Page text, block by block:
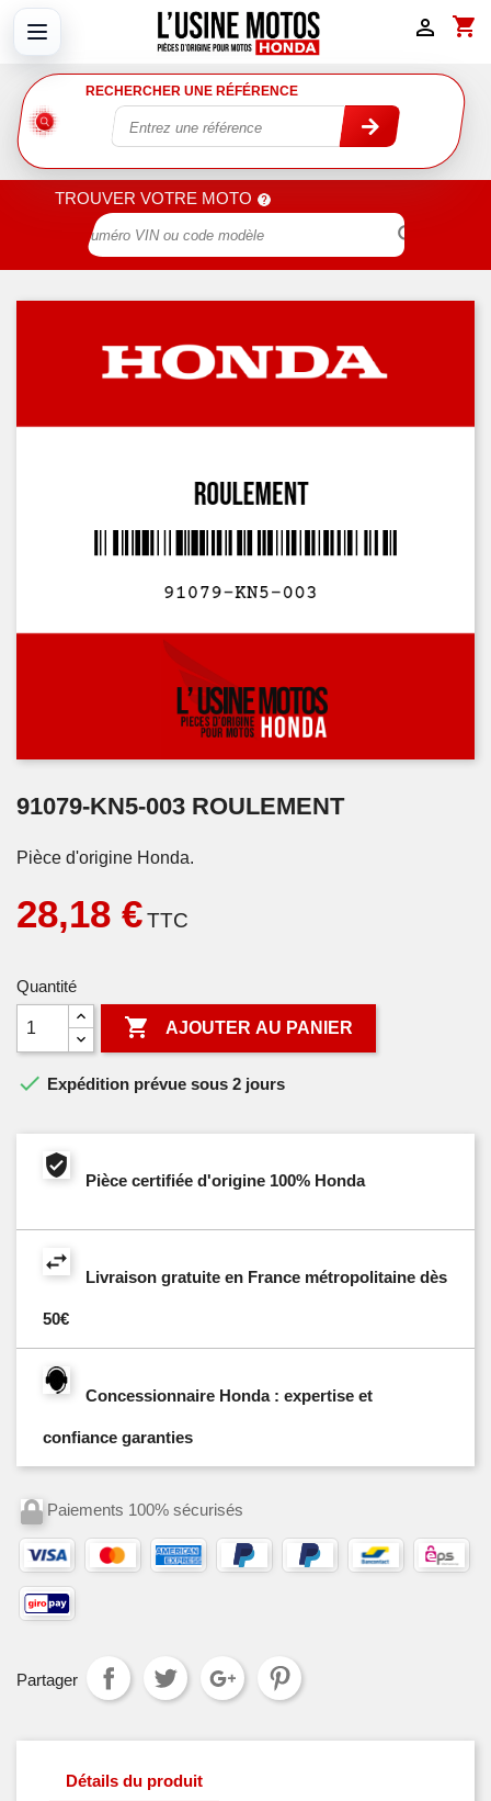
shopping_cart

RECHERCHER UNE RÉFÉRENCE
TROUVER VOTRE MOTO

91079-KN5-003 ROULEMENT
Pièce d'origine Honda.
28,18 €TTC
Quantité
 AJOUTER AU PANIER
 Expédition prévue sous 2 jours
Pièce certifiée d'origine 100% Honda
Livraison gratuite en France métropolitaine dès
50€
Concessionnaire Honda : expertise et
confiance garanties
Paiements 100% sécurisés
Partager
Détails du produit